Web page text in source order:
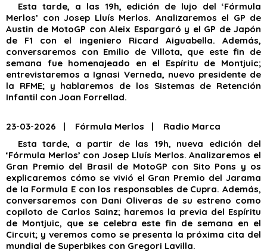
Esta tarde, a las 19h, edición de lujo del ‘Fórmula
Merlos’ con Josep Lluís Merlos. Analizaremos el GP de
Austin de MotoGP con Aleix Espargaró y el GP de Japón
de F1 con el ingeniero Ricard Aiguabella. Además,
conversaremos con Emilio de Villota, que este fin de
semana fue homenajeado en el Espíritu de Montjuic;
entrevistaremos a Ignasi Verneda, nuevo presidente de
la RFME; y hablaremos de los Sistemas de Retención
Infantil con Joan Forrellad.
23-03-2026 | Fórmula Merlos | Radio Marca
Esta tarde, a partir de las 19h, nueva edición del
‘Fórmula Merlos’ con Josep Lluís Merlos. Analizaremos el
Gran Premio del Brasil de MotoGP con Sito Pons y os
explicaremos cómo se vivió el Gran Premio del Jarama
de la Formula E con los responsables de Cupra. Además,
conversaremos con Dani Oliveras de su estreno como
copiloto de Carlos Sainz; haremos la previa del Espíritu
de Montjuic, que se celebra este fin de semana en el
Circuit; y veremos como se presenta la próxima cita del
mundial de Superbikes con Gregori Lavilla.